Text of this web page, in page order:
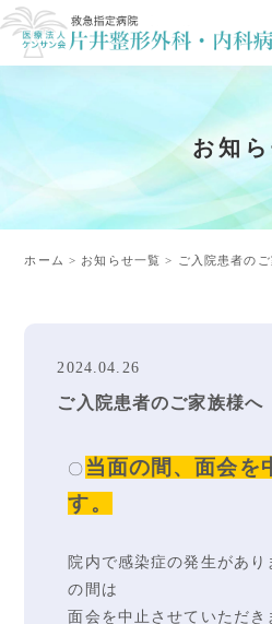
お知
ホーム > お知らせ一覧 > ご入院患者の
2024.04.26
ご入院患者のご家族様へ
〇当面の間、面会を
す。
院内で感染症の発生があり
の間は
面会を中止させていただき